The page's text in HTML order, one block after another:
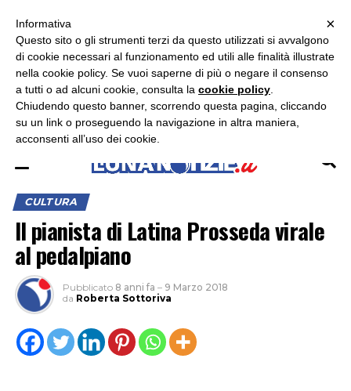
ASCOLTA RADIO LUNA
CULTURA
Il pianista di Latina Prosseda virale
al pedalpiano
Pubblicato 8 anni fa – 9 Marzo 2018
da Roberta Sottoriva
×
×
Informativa
Questo sito o gli strumenti terzi da questo utilizzati si avvalgono
di cookie necessari al funzionamento ed utili alle finalità illustrate
nella cookie policy. Se vuoi saperne di più o negare il consenso
a tutti o ad alcuni cookie, consulta la cookie policy
Chiudendo questo banner, scorrendo questa pagina, cliccando
su un link o proseguendo la navigazione in altra maniera,
acconsenti all’uso dei cookie.